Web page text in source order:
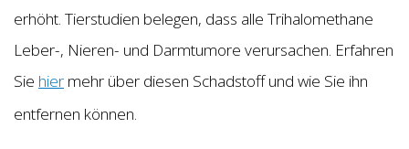
erhöht. Tierstudien belegen, dass alle Trihalomethane
Leber-, Nieren- und Darmtumore verursachen. Erfahren
Sie hier mehr über diesen Schadstoff und wie Sie ihn
entfernen können.